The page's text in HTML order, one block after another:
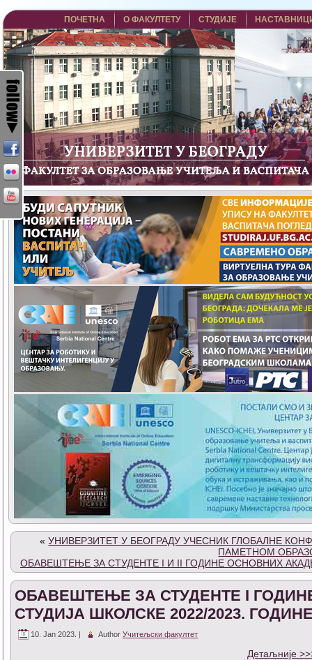
ПОЧЕТНА О ФАКУЛТЕТУ СТУДИЈЕ
«УНИВЕРЗИТЕТ У БЕОГРАДУ УЧЕСНИК ГЛОБАЛНЕ
ПАМЕТНОМ
ОБАВЕШТЕЊЕ ЗА СТУДЕНТЕ I И II ГОДИНЕ ОСНОВНИХ
ОБАВЕШТЕЊЕ ЗА СТУДЕНТЕ I
СТУДИЈА ШКОЛСКЕ 2022/2023.
10. Jan 2023. | Author Учитељски факултет
Детаљније